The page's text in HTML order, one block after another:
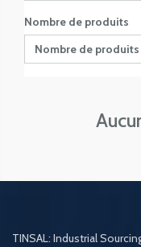
Nombre de produits
Nombre de produits
TINSAL: Industrial